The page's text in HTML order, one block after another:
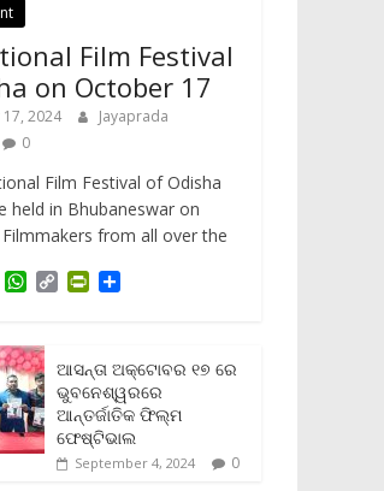
Film Festival
on October 17
2024
Jayaprada
0
Film Festival of Odisha
held in Bhubaneswar on
from all over the
E
W
t
s
A
p
p
C
L
i
n
k
P
t
F
r
i
e
n
e
ଆସନ୍ତା ଅକ୍ଟୋବର ୧୭ ରେ
ଭୁବନେଶ୍ୱରରେ
ଆନ୍ତର୍ଜାତିକ ଫିଲ୍ମ
ଫେଷ୍ଟିଭାଲ
September 4, 2024 0